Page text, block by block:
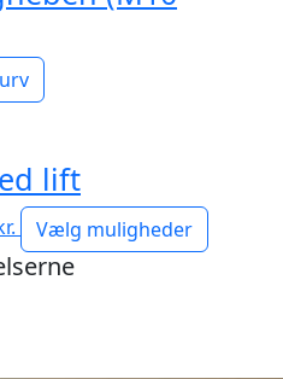
lift
Prisinterval:
1.699,95 kr.
til
Vælg muligheder